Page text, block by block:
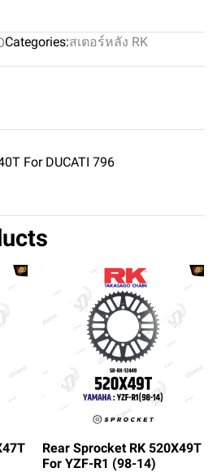
Categories:สเตอร์หลัง RK
For DUCATI 796
Rear Sprocket RK 520X49T
For YZF-R1 (98-14)